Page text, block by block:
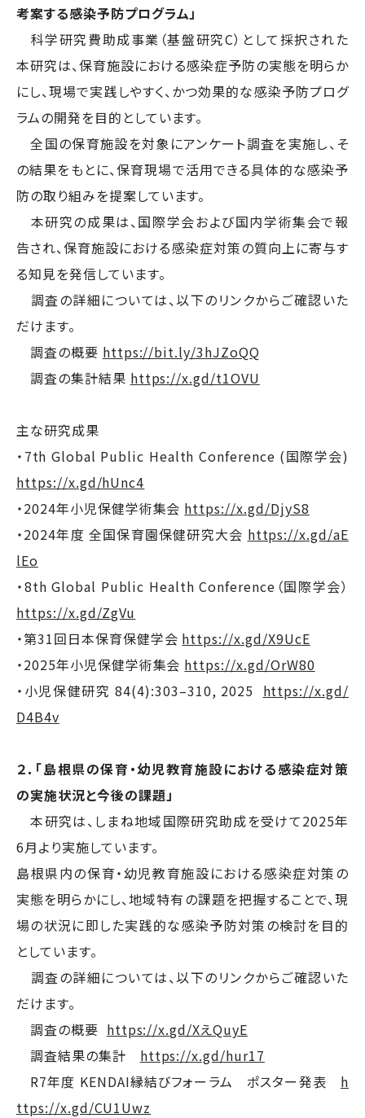
考案する感染予防プログラム」
科学研究費助成事業（基盤研究C）として採択された
本研究は、保育施設における感染症予防の実態を明らか
にし、現場で実践しやすく、かつ効果的な感染予防プログ
ラムの開発を目的としています。
全国の保育施設を対象にアンケート調査を実施し、そ
の結果をもとに、保育現場で活用できる具体的な感染予
防の取り組みを提案しています。
本研究の成果は、国際学会および国内学術集会で報
告され、保育施設における感染症対策の質向上に寄与す
る知見を発信しています。
調査の詳細については、以下のリンクからご確認いた
だけます。
調査の概要 https://bit.ly/3hJZoQQ
調査の集計結果 https://x.gd/t1OVU
主な研究成果
・7th Global Public Health Conference (国際学会)
https://x.gd/hUnc4
・2024年小児保健学術集会 https://x.gd/DjyS8
・2024年度 全国保育園保健研究大会 https://x.gd/aE
lEo
・8th Global Public Health Conference（国際学会）
https://x.gd/ZgVu
・第31回日本保育保健学会 https://x.gd/X9UcE
・2025年小児保健学術集会 https://x.gd/OrW80
・小児保健研究 84(4):303–310, 2025 https://x.gd/
D4B4v
２．「島根県の保育・幼児教育施設における感染症対策
の実施状況と今後の課題」
本研究は、しまね地域国際研究助成を受けて2025年
6月より実施しています。
島根県内の保育・幼児教育施設における感染症対策の
実態を明らかにし、地域特有の課題を把握することで、現
場の状況に即した実践的な感染予防対策の検討を目的
としています。
調査の詳細については、以下のリンクからご確認いた
だけます。
調査の概要 https://x.gd/XえQuyE
調査結果の集計 https://x.gd/hur17
R7年度 KENDAI縁結びフォーラム ポスター発表 h
ttps://x.gd/CU1Uwz